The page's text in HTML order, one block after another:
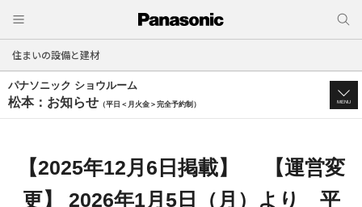
住まいの設備と建材
パナソニック ショウルーム
松本：お知らせ （平日＜月火金＞完全予約制） MENU
【2025年12月6日掲載】 【運営変
更】 2026年1月5日（月）より 平